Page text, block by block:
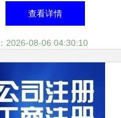
发展推进会 工商咨询
区域创新生态升级
查看详情
2026-08-06 04:30:10